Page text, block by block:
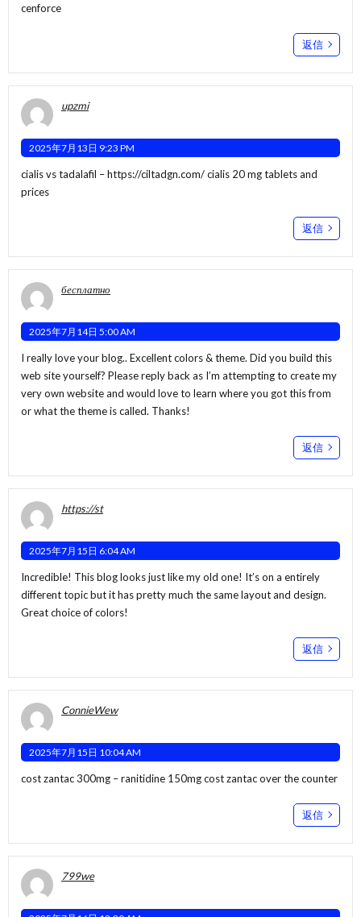
cenforce
返信
upzmi
2025年7月13日 9:23 PM
cialis vs tadalafil –https://ciltadgn.com/cialis 20 mg tablets and
prices
返信
бесплатно
2025年7月14日 5:00 AM
I really love your blog.. Excellent colors & theme. Did you build this
web site yourself? Please reply back as I’m attempting to create my
very own website and would love to learn where you got this from
or what the theme is called. Thanks!
返信
https://st
2025年7月15日 6:04 AM
Incredible! This blog looks just like my old one! It’s on a entirely
different topic but it has pretty much the same layout and design.
Great choice of colors!
返信
ConnieWew
2025年7月15日 10:04 AM
cost zantac 300mg –ranitidine 150mg costzantac over the counter
返信
799we